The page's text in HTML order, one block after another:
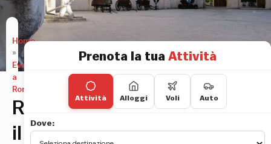
Home
»
Eventi
a
Roma
Riapre
il
Prenota la tua Attività
Attività Alloggi Voli Auto
Dove: